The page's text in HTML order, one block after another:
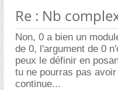
Re : Nb
Non, 0 a bien un
de 0, l'argument de 0
peux le définir en
tu ne pourras pas
continue...